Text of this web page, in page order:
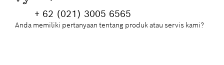
+ 62 (021) 3005 6565
Anda memiliki pertanyaan tentang produk atau servis kami?